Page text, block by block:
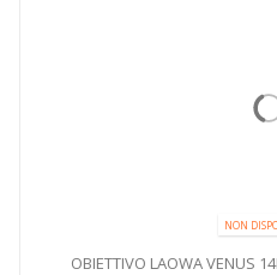
NON
OBIETTIVO LAOWA VENUS